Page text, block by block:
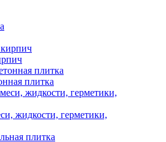
плитка
жидкости, герметики,